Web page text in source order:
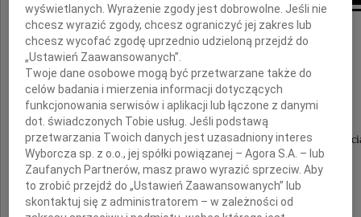
Naszemu wychowawcy
Krzysztofowi Rusinowi
skladamy wyrazy bardzo serdecznego
a także wsparcia w trudnych chwilach
po śmierci
Jego Żony
wyświetlanych. Wyrażenie zgody jest dobrowolne. Jeśli nie
chcesz wyrazić zgody, chcesz ograniczyć jej zakres lub
chcesz wycofać zgodę uprzednio udzieloną przejdź do
„Ustawień Zaawansowanych”.
Twoje dane osobowe mogą być przetwarzane także do
celów badania i mierzenia informacji dotyczących
funkcjonowania serwisów i aplikacji lub łączone z danymi
dot. świadczonych Tobie usług. Jeśli podstawą
przetwarzania Twoich danych jest uzasadniony interes
Wyborcza sp. z o.o., jej spółki powiązanej – Agora S.A. – lub
Zaufanych Partnerów, masz prawo wyrazić sprzeciw. Aby
to zrobić przejdź do „Ustawień Zaawansowanych” lub
skontaktuj się z administratorem – w zależności od